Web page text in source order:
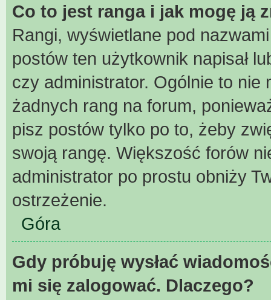
Co to jest ranga i jak mogę ją
Rangi, wyświetlane pod
postów ten użytkownik napisał
czy administrator. Ogólnie to
żadnych rang na forum,
pisz postów tylko po to, żeby
swoją rangę. Większość forów
administrator po prostu obniży
ostrzeżenie.
Góra
Gdy próbuję wysłać
mi się zalogować. Dlaczego?